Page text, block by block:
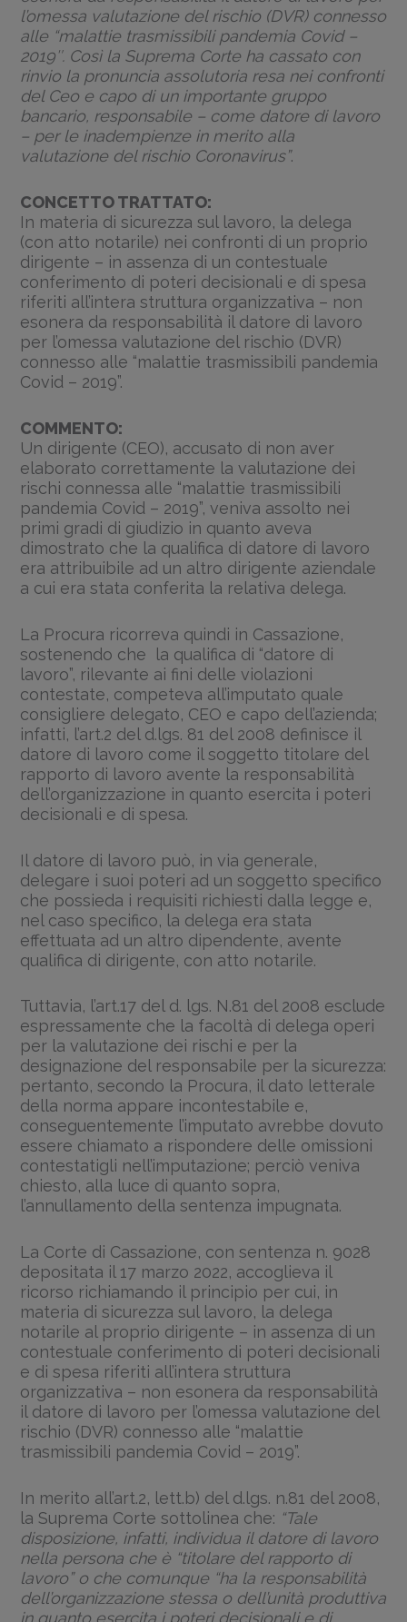
l’omessa valutazione del rischio (DVR) connesso
alle “malattie trasmissibili pandemia Covid –
2019″. Così la Suprema Corte ha cassato con
rinvio la pronuncia assolutoria resa nei confronti
del Ceo e capo di un importante gruppo
bancario, responsabile – come datore di lavoro
– per le inadempienze in merito alla
valutazione del rischio Coronavirus”.
CONCETTO TRATTATO:
In materia di sicurezza sul lavoro, la delega
(con atto notarile) nei confronti di un proprio
dirigente – in assenza di un contestuale
conferimento di poteri decisionali e di spesa
riferiti all’intera struttura organizzativa – non
esonera da responsabilità il datore di lavoro
per l’omessa valutazione del rischio (DVR)
connesso alle “malattie trasmissibili pandemia
Covid – 2019”.
COMMENTO:
Un dirigente (CEO), accusato di non aver
elaborato correttamente la valutazione dei
rischi connessa alle “malattie trasmissibili
pandemia Covid – 2019”, veniva assolto nei
primi gradi di giudizio in quanto aveva
dimostrato che la qualifica di datore di lavoro
era attribuibile ad un altro dirigente aziendale
a cui era stata conferita la relativa delega.
La Procura ricorreva quindi in Cassazione,
sostenendo che la qualifica di “datore di
lavoro”, rilevante ai fini delle violazioni
contestate, competeva all’imputato quale
consigliere delegato, CEO e capo dell’azienda;
infatti, l’art.2 del d.lgs. 81 del 2008 definisce il
datore di lavoro come il soggetto titolare del
rapporto di lavoro avente la responsabilità
dell’organizzazione in quanto esercita i poteri
decisionali e di spesa.
Il datore di lavoro può, in via generale,
delegare i suoi poteri ad un soggetto specifico
che possieda i requisiti richiesti dalla legge e,
nel caso specifico, la delega era stata
effettuata ad un altro dipendente, avente
qualifica di dirigente, con atto notarile.
Tuttavia, l’art.17 del d. lgs. N.81 del 2008 esclude
espressamente che la facoltà di delega operi
per la valutazione dei rischi e per la
designazione del responsabile per la sicurezza:
pertanto, secondo la Procura, il dato letterale
della norma appare incontestabile e,
conseguentemente l’imputato avrebbe dovuto
essere chiamato a rispondere delle omissioni
contestatigli nell’imputazione; perciò veniva
chiesto, alla luce di quanto sopra,
l’annullamento della sentenza impugnata.
La Corte di Cassazione, con sentenza n. 9028
depositata il 17 marzo 2022, accoglieva il
ricorso richiamando il principio per cui, in
materia di sicurezza sul lavoro, la delega
notarile al proprio dirigente – in assenza di un
contestuale conferimento di poteri decisionali
e di spesa riferiti all’intera struttura
organizzativa – non esonera da responsabilità
il datore di lavoro per l’omessa valutazione del
rischio (DVR) connesso alle “malattie
trasmissibili pandemia Covid – 2019”.
In merito all’art.2, lett.b) del d.lgs. n.81 del 2008,
la Suprema Corte sottolinea che: “Tale
disposizione, infatti, individua il datore di lavoro
nella persona che è “titolare del rapporto di
lavoro” o che comunque “ha la responsabilità
dell’organizzazione stessa o dell’unità produttiva
in quanto esercita i poteri decisionali e di